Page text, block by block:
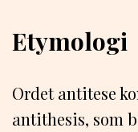
Etymologi
Ordet antitese
antithesis, som